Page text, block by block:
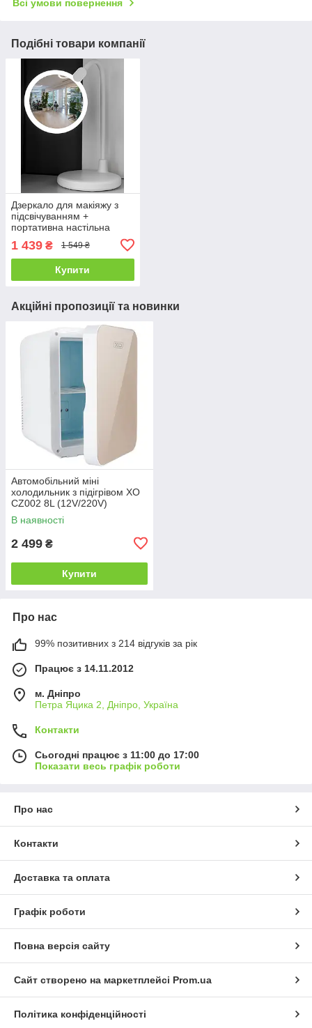
Всі умови повернення
Подібні товари компанії
Дзеркало для макіяжу з
підсвічуванням +
портативна настільна
1 439 ₴ 1 549 ₴
Купити
Акційні пропозиції та новинки
Автомобільний міні
холодильник з підігрівом XO
CZ002 8L (12V/220V)
В наявності
2 499 ₴
Купити
Про нас
99% позитивних з 214 відгуків за рік
Працює з 14.11.2012
м. Дніпро
Петра Яцика 2, Дніпро, Україна
Контакти
Сьогодні працює з 11:00 до 17:00
Показати весь графік роботи
Про нас
Контакти
Доставка та оплата
Графік роботи
Повна версія сайту
Сайт створено на маркетплейсі Prom.ua
Політика конфіденційності